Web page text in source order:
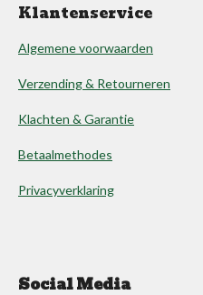
Klantenservice
Algemene voorwaarden
Verzending & Retourneren
Klachten & Garantie
Betaalmethodes
Privacyverklaring
Social Media